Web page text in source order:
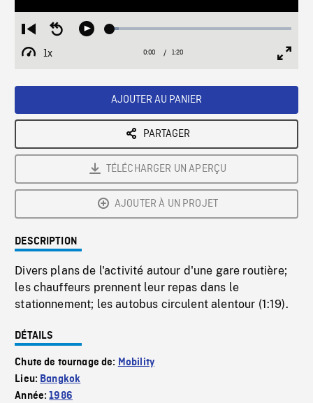
Restart
from
beginning
Seek
Play Loaded:
1x
Playback
Current
0:00 / Duration
1:20
AJOUTER AU PANIER
PARTAGER
TÉLÉCHARGER UN APERÇU
AJOUTER À UN PROJET
DESCRIPTION
Divers plans de l'activité autour d'une gare routière;
les chauffeurs prennent leur repas dans le
stationnement; les autobus circulent alentour (1:19).
DÉTAILS
Chute de tournage de: Mobility
Lieu: Bangkok
Année:1986